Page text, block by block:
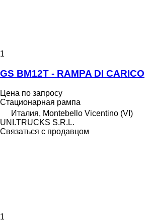
1
GS BM12T - RAMPA DI CARICO
Цена по запросу
Стационарная рампа
Италия, Montebello Vicentino (VI)
UNI.TRUCKS S.R.L.
Связаться с продавцом
1